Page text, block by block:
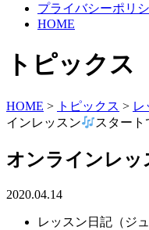
プライバシーポリ
HOME
トピックス
HOME > トピックス > レ
インレッスン
スタート
オンラインレッ
2020.04.14
レッスン日記（ジュ